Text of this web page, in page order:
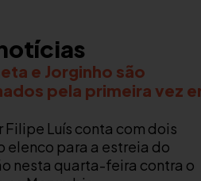
e Jorginho são
pela primeira vez
Filipe Luís conta com dois
elenco para a estreia do
nesta quarta-feira contra o